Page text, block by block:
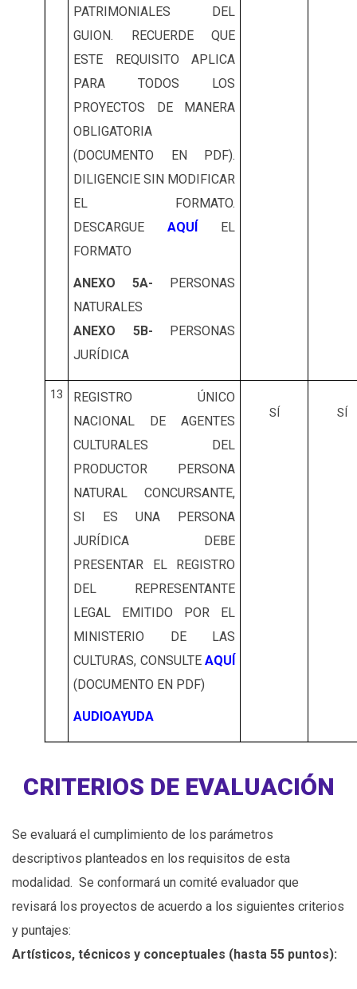
PATRIMONIALES DEL
GUION. RECUERDE QUE
ESTE REQUISITO APLICA
PARA TODOS LOS
PROYECTOS DE MANERA
OBLIGATORIA
(DOCUMENTO EN PDF).
DILIGENCIE SIN MODIFICAR
EL FORMATO.
DESCARGUE AQUÍ
EL
FORMATO
ANEXO 5A- PERSONAS
NATURALES
ANEXO 5B- PERSONAS
JURÍDICA
13
REGISTRO ÚNICO
NACIONAL DE AGENTES
CULTURALES DEL
PRODUCTOR PERSONA
NATURAL CONCURSANTE,
SI ES UNA PERSONA
JURÍDICA DEBE
PRESENTAR EL REGISTRO
DEL REPRESENTANTE
LEGAL EMITIDO POR EL
MINISTERIO DE LAS
CULTURAS, CONSULTE AQUÍ
(DOCUMENTO EN PDF)
AUDIOAYUDA
SÍ SÍ
CRITERIOS DE EVALUACIÓN
Se evaluará el cumplimiento de los parámetros
descriptivos planteados en los requisitos de esta
modalidad. Se conformará un comité evaluador que
revisará los proyectos de acuerdo a los siguientes criterios
y puntajes:
Artísticos, técnicos y conceptuales (hasta 55 puntos):